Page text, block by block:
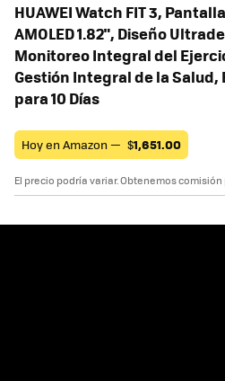
HUAWEI Watch FIT 3, Pantalla
AMOLED 1.82", Diseño
Monitoreo Integral del
Gestión Integral de la Salud,
para 10 Días
Hoy en Amazon — $1,651.00
El precio podría variar. Obtenemos